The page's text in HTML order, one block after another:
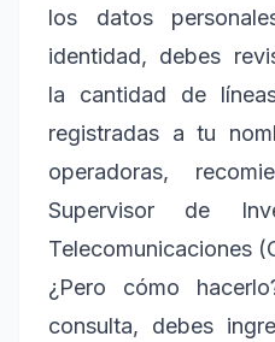
los datos
identidad, debes
la cantidad de
registradas a tu
operadoras,
Supervisor de
Telecomunicaciones
¿Pero cómo
consulta, debes